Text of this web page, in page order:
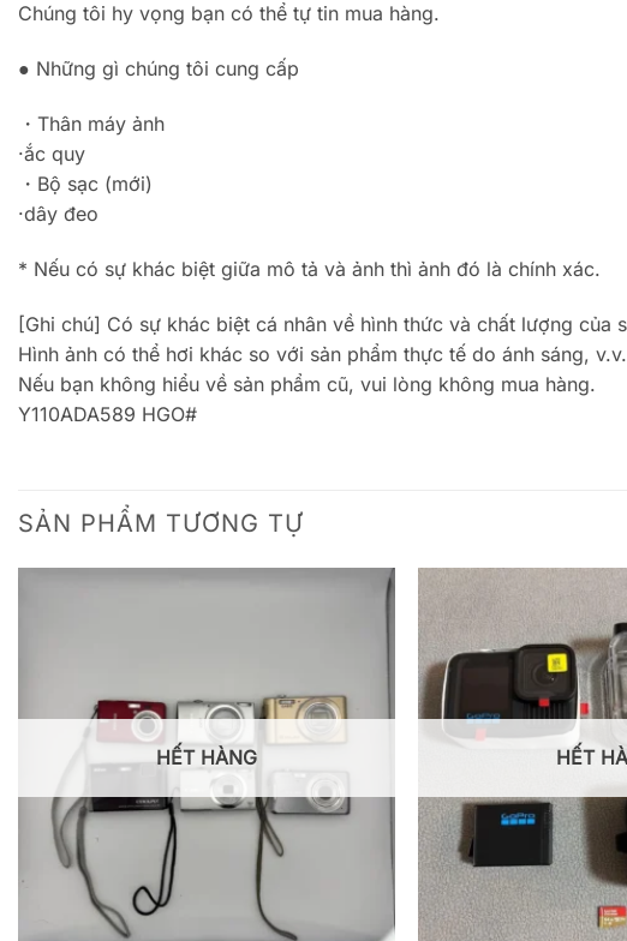
Chúng tôi hy vọng bạn có thể tự tin mua hàng.
● Những gì chúng tôi cung cấp
・Thân máy ảnh
·ắc quy
・Bộ sạc (mới)
·dây đeo
* Nếu có sự khác biệt giữa mô tả và ảnh thì ảnh đó là chính xác.
[Ghi chú] Có sự khác biệt cá nhân về hình thức và chất lượng của
Hình ảnh có thể hơi khác so với sản phẩm thực tế do ánh sáng, v.v.
Nếu bạn không hiểu về sản phẩm cũ, vui lòng không mua hàng.
Y110ADA589 HGO#
SẢN PHẨM TƯƠNG TỰ
HẾT HÀNG HẾT